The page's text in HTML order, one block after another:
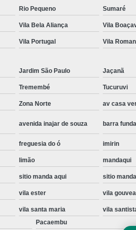
de Lavar Roupa
Maquina de Lavar Roupa
de Lavar Samsung
Lavar Roupa
Instalação Maquina de Lavar
Seca
Instalação Lava e Seca
Lava e Seca
Instalação
Samsung Lava e Seca
de Fogão Electrolux
Rio Pequeno Sumaré
Vila Bela Aliança Vila
Vila Portugal Vila
Jardim São Paulo Jaçanã
Tremembé Tucuruvi
Zona Norte av casa
avenida inajar de souza barra funda
freguesia do ó imirin
limão mandaqui
sitio manda aqui sitio
vila ester vila gouvea
vila santa maria
vila
Pacaembu